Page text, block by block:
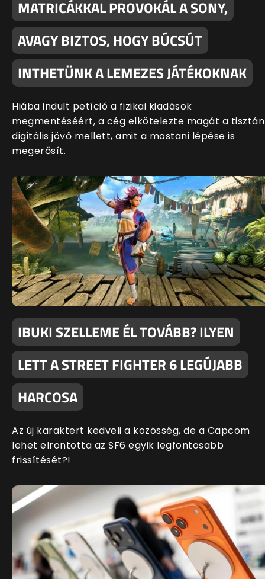
MATRICÁKKAL PROVOKÁL A SONY,
AVAGY BIZTOS, HOGY BÚCSÚT
INTHETÜNK A LEMEZES JÁTÉKOKNAK
Hiába indult petíció a fizikai kiadások
megmentéséért, a cég elkötelezte magát a tisztán
digitális jövő mellett, amit a mostani lépése is
megerősít.
IBUKI SZELLEME ÉL TOVÁBB? ILYEN
LETT A STREET FIGHTER 6 LEGÚJABB
HARCOSA
Az új karaktert kedveli a közösség, de a Capcom
lehet elrontotta az SF6 egyik legfontosabb
frissítését?!